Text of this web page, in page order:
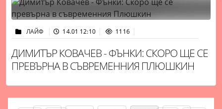
ЛАЙФ 14.01 12:10 1116
ДИМИТЪР КОВАЧЕВ - ФЪНКИ: СКОРО ЩЕ СЕ
ПРЕВЪРНА В СЪВРЕМЕННИЯ ПЛЮШКИН